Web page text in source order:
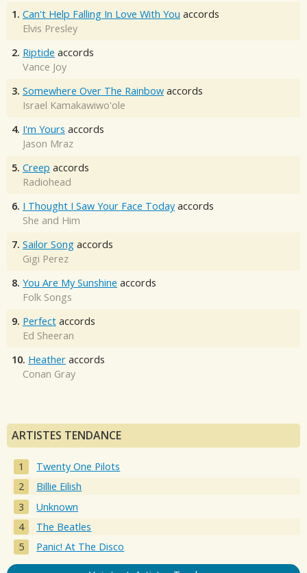
1. Can't Help Falling In Love With You accords
Elvis Presley
2. Riptide accords
Vance Joy
3. Somewhere Over The Rainbow accords
Israel Kamakawiwo'ole
4. I'm Yours accords
Jason Mraz
5. Creep accords
Radiohead
6. I Thought I Saw Your Face Today accords
She and Him
7. Sailor Song accords
Gigi Perez
8. You Are My Sunshine accords
Folk Songs
9. Perfect accords
Ed Sheeran
10. Heather accords
Conan Gray
ARTISTES TENDANCE
Twenty One Pilots
Billie Eilish
Unknown
The Beatles
Panic! At The Disco